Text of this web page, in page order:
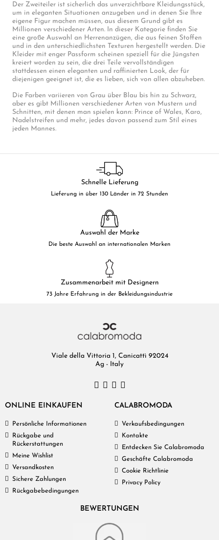
Der Zweiteiler ist sicherlich das unverzichtbare Kleidungsstück,
um in eleganten Situationen anzugeben und in denen Sie Ihre
eigene Figur machen müssen, aus diesem Grund gibt es
Millionen verschiedener Arten. In dieser Kategorie finden Sie
eine große Auswahl an Herrenanzügen, die aus feinen Stoffen
und in den unterschiedlichsten Texturen hergestellt werden. Die
Kleider mit enger Passform scheinen speziell für die Jüngsten
kreiert worden zu sein, die drei Teile vervollständigen
stattdessen einen eleganten und raffinierten Look, der für
diejenigen geeignet ist, die es lieben, sich von allen abzuheben.
Die Farben variieren von Grau über Blau bis hin zu Schwarz,
aber es gibt Millionen verschiedener Arten von Mustern und
Schnitten, mit denen man spielen kann: Prince of Wales, Karo,
Nadelstreifen und mehr, jedes davon passend zum Stil eines
jeden Mannes.
Schnelle Lieferung
Lieferung in über 130 Länder in 72 Stunden
Auswahl der Marke
Die beste Auswahl an internationalen Marken
Zusammenarbeit mit Designern
73 Jahre Erfahrung in der Bekleidungsindustrie
Viale della Vittoria 1, Canicattì 92024
Ag - Italy
ONLINE EINKAUFEN
Persönliche Informationen
Rückgabe und
Rückerstattungen
Meine Wishlist
Versandkosten
Sichere Zahlungen
Rückgabebedingungen
CALABROMODA
Verkaufsbedingungen
Kontakte
Entdecken Sie Calabromoda
Geschäfte Calabromoda
Cookie Richtlinie
Privacy Policy
BEWERTUNGEN